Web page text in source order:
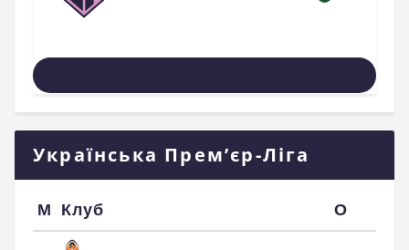
Українська Прем’єр-Ліга
М Клуб О